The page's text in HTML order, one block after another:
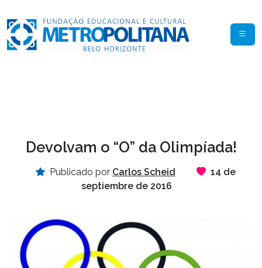
Devolvam o “O” da Olimpíada!
Publicado por Carlos Scheid
14 de
septiembre de 2016